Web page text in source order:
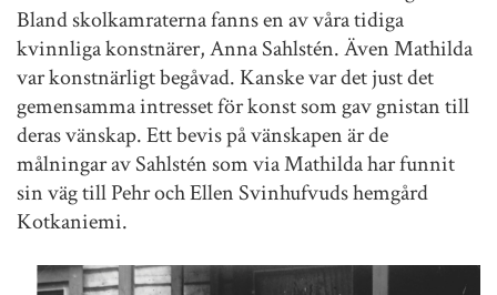
Bland skolkamraterna fanns en av våra tidiga
kvinnliga konstnärer, Anna Sahlstén. Även Mathilda
var konstnärligt begåvad. Kanske var det just det
gemensamma intresset för konst som gav gnistan till
deras vänskap. Ett bevis på vänskapen är de
målningar av Sahlstén som via Mathilda har funnit
sin väg till Pehr och Ellen Svinhufvuds hemgård
Kotkaniemi.